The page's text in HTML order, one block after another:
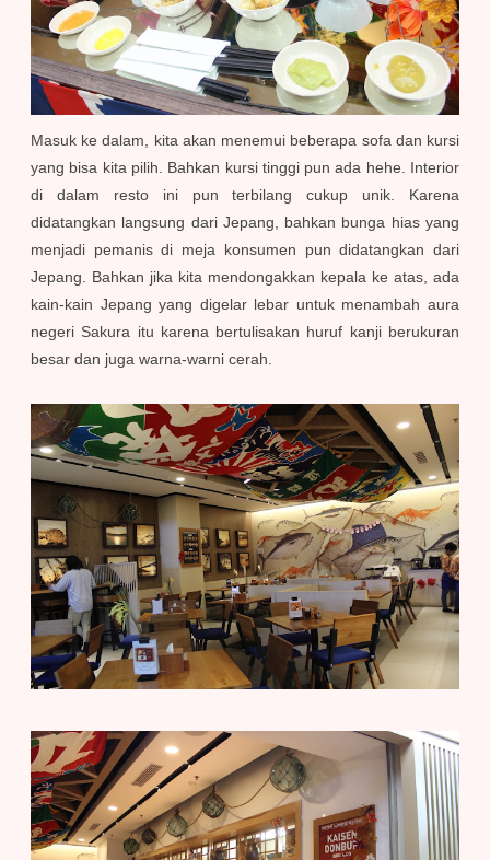
Masuk ke dalam, kita akan menemui beberapa sofa dan kursi
yang bisa kita pilih. Bahkan kursi tinggi pun ada hehe. Interior
di dalam resto ini pun terbilang cukup unik. Karena
didatangkan langsung dari Jepang, bahkan bunga hias yang
menjadi pemanis di meja konsumen pun didatangkan dari
Jepang. Bahkan jika kita mendongakkan kepala ke atas, ada
kain-kain Jepang yang digelar lebar untuk menambah aura
negeri Sakura itu karena bertulisakan huruf kanji berukuran
besar dan juga warna-warni cerah.